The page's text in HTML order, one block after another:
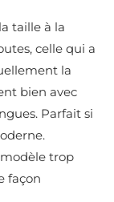
taille à la
celle qui a
la
bien avec
Parfait si
trop
façon